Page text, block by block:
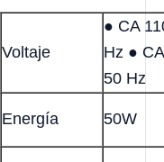
Voltaje
● CA
Hz ●
50 Hz
Energía 50W